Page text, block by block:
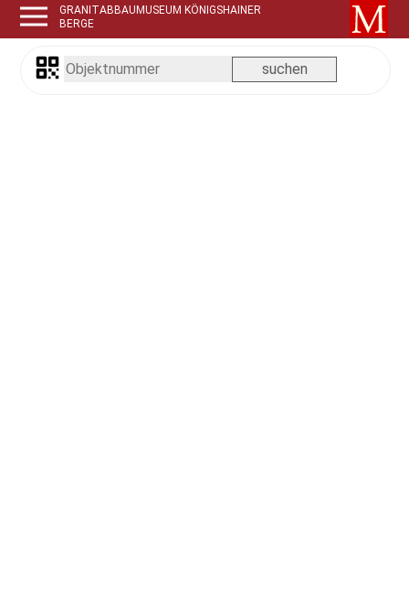
GRANITABBAUMUSEUM KÖNIGSHAINER
BERGE